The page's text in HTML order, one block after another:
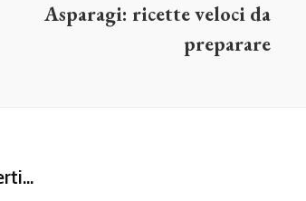
Asparagi: ricette veloci da
preparare